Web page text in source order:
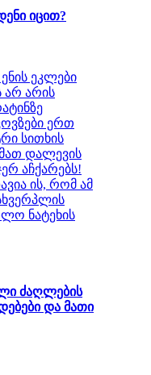
იცით?
ეკლები
არის
ერთ
სითხის
მათ დალევის
აჩქარებს!
ის, რომ ამ
ნატეხის
ძაღლების
და მათი